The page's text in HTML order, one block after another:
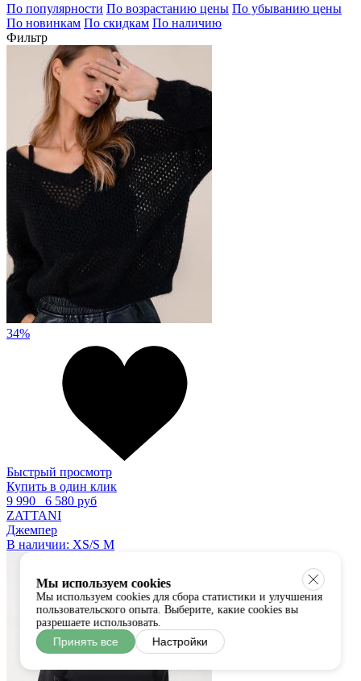
По популярности По возрастанию цены По убыванию цены
По новинкам По скидкам По наличию
Фильтр
34%
Быстрый просмотр
Купить в один клик
9 990
6 580 руб
ZATTANI
Джемпер
В наличии: XS/S M
Мы используем cookies
Мы используем cookies для сбора статистики и улучшения
пользовательского опыта. Выберите, какие cookies вы
разрешаете использовать.
Принять все Настройки